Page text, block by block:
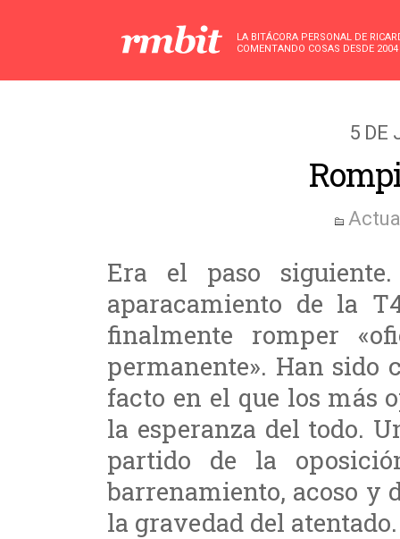
LA BITÁCORA PERSONAL DE
COMENTANDO COSAS DESDE 2004
5 DE
Era el paso
aparacamiento de la
finalmente romper
permanente». Han sido
facto en el que los más
la esperanza del todo.
partido de la
barrenamiento, acoso y
la gravedad del atentado.